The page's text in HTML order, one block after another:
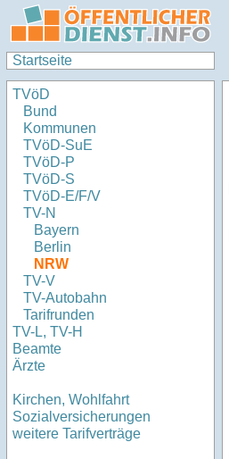
Startseite
TVöD
Bund
Kommunen
TVöD-SuE
TVöD-P
TVöD-S
TVöD-E/F/V
TV-N
Bayern
Berlin
NRW
TV-V
TV-Autobahn
Tarifrunden
TV-L, TV-H
Beamte
Ärzte
Kirchen, Wohlfahrt
Sozialversicherungen
weitere Tarifverträge